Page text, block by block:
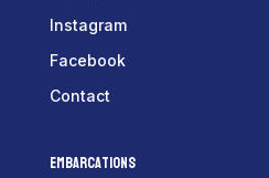
Instagram
Facebook
Contact
Embarcations